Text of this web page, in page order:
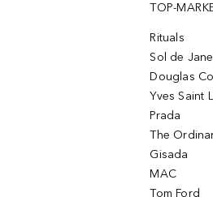
TOP-
Rituals
Sol de
Douglas
Yves Saint
Prada
The
Gisada
MAC
Tom Ford